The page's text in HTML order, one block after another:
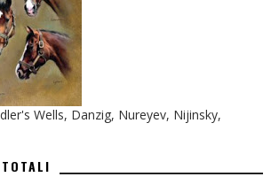
Wells, Danzig, Nureyev, Nijinsky,